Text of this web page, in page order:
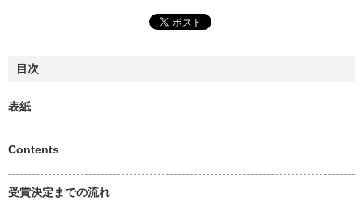
目次
表紙
Contents
受賞決定までの流れ